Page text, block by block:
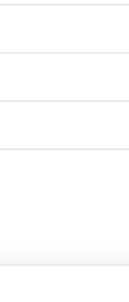
開発 -
発を
、自由
件
週5日
す。
アプリ
上下
機械学習エンジニア